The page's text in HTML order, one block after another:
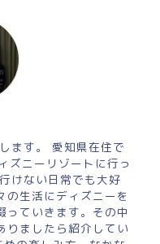
ます。 愛知県在住で
ズニーリゾートに行っ
けない日常でも大好
の生活にディズニーを
っていきます。その中
りましたら紹介してい